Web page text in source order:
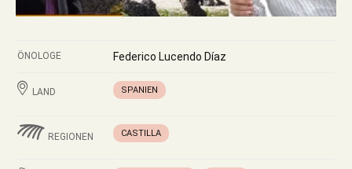
ÖNOLOGE Federico Lucendo Díaz
LAND SPANIEN
REGIONEN CASTILLA